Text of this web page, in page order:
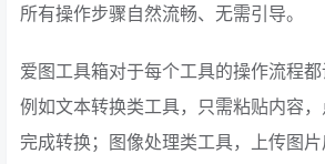
所有操作步骤自然流畅、无需引导。
爱图工具箱对于每个工具的操作流程都
例如文本转换类工具，只需粘贴内容
完成转换；图像处理类工具，上传图